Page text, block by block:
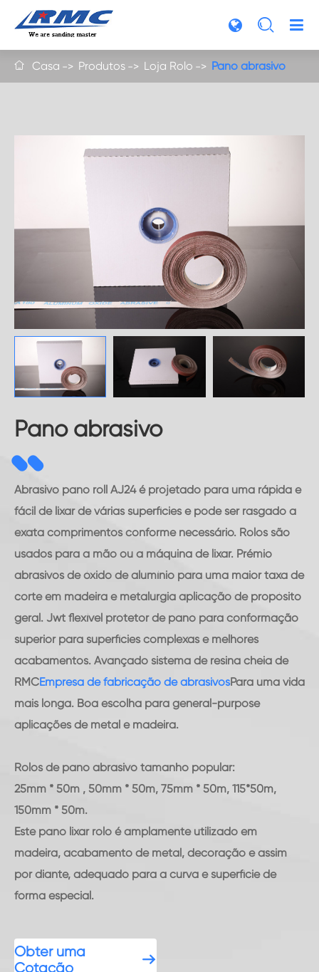

 Casa Produtos Loja Rolo Pano abrasivo
Pano abrasivo
Abrasivo pano roll AJ24 é projetado para uma rápida e
fácil de lixar de várias superfícies e pode ser rasgado a
exata comprimentos conforme necessário. Rolos são
usados para a mão ou a máquina de lixar. Prémio
abrasivos de óxido de alumínio para uma maior taxa de
corte em madeira e metalurgia aplicação de propósito
geral. Jwt flexível protetor de pano para conformação
superior para superfícies complexas e melhores
acabamentos. Avançado sistema de resina cheia de
RMCEmpresa de fabricação de abrasivosPara uma vida
mais longa. Boa escolha para general-purpose
aplicações de metal e madeira.
Rolos de pano abrasivo tamanho popular:
25mm * 50m , 50mm * 50m, 75mm * 50m, 115*50m,
150mm * 50m.
Este pano lixar rolo é amplamente utilizado em
madeira, acabamento de metal, decoração e assim
por diante, adequado para a curva e superfície de
forma especial.
Obter uma
Cotação
